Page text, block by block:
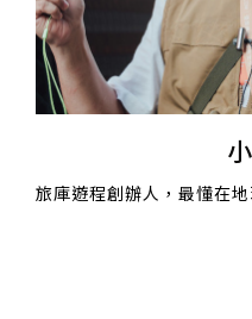
旅庫遊程創辦人，最懂在